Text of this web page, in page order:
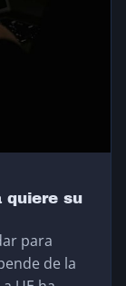
quiere su
para
de la